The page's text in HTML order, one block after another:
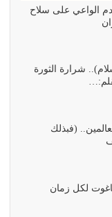
الواعي على سلاح
شرارة الثورة
(فبذلك
لكل زمان